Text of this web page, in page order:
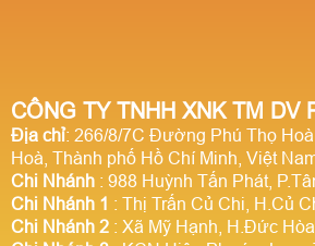
CÔNG TY TNHH XNK TM DV
Địa chỉ: 266/8/7C Đường Phú Thọ
Hoà, Thành phố Hồ Chí Minh, Việt
Chi Nhánh : 988 Huỳnh Tấn Phát,
Chi Nhánh 1 : Thị Trấn Củ Chi, H.Củ
Chi Nhánh 2 : Xã Mỹ Hạnh, H.Đức